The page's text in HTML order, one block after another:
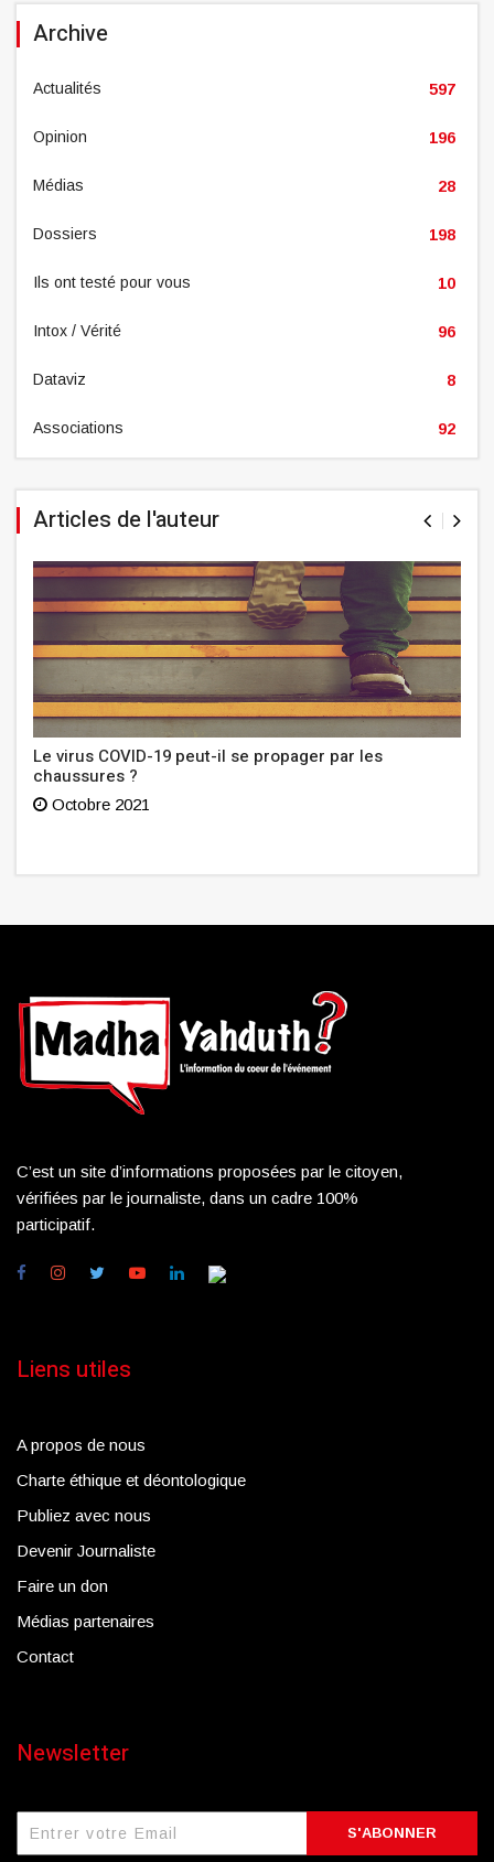
Archive
Actualités 597
Opinion 196
Médias 28
Dossiers 198
Ils ont testé pour vous 10
Intox / Vérité 96
Dataviz 8
Associations 92
Articles de l'auteur
Le virus COVID-19 peut-il se propager par les
chaussures ?
Octobre 2021
C’est un site d’informations proposées par le citoyen,
vérifiées par le journaliste, dans un cadre 100%
participatif.
Liens utiles
A propos de nous
Charte éthique et déontologique
Publiez avec nous
Devenir Journaliste
Faire un don
Médias partenaires
Contact
Newsletter
S'ABONNER